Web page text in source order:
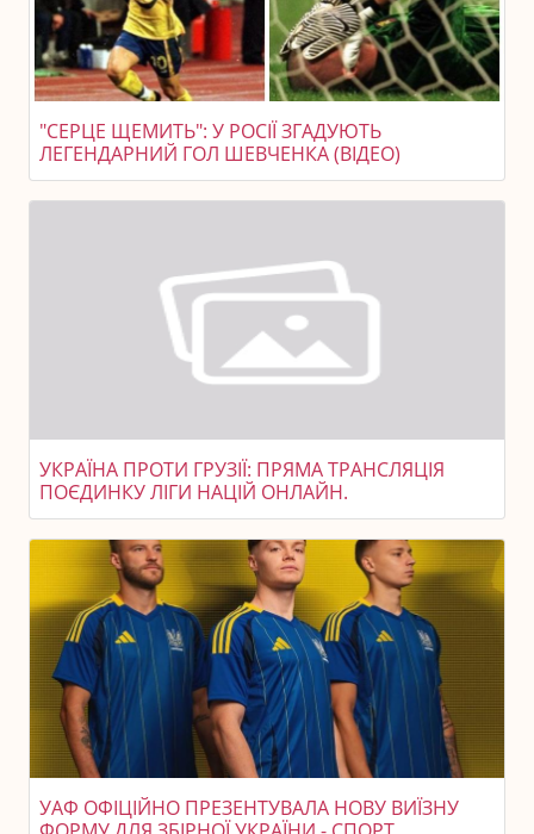
"СЕРЦЕ ЩЕМИТЬ": У РОСІЇ ЗГАДУЮТЬ
ЛЕГЕНДАРНИЙ ГОЛ ШЕВЧЕНКА (ВІДЕО)
УКРАЇНА ПРОТИ ГРУЗІЇ: ПРЯМА ТРАНСЛЯЦІЯ
ПОЄДИНКУ ЛІГИ НАЦІЙ ОНЛАЙН.
УАФ ОФІЦІЙНО ПРЕЗЕНТУВАЛА НОВУ ВИЇЗНУ